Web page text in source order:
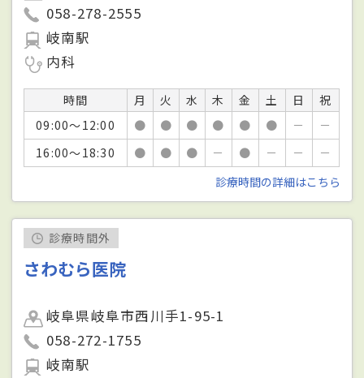
058-278-2555
岐南駅
内科
時間 月 火 水 木 金 土 日
祝
09:00～12:00
● ● ● ● ● ● －
－
16:00～18:30
● ● ● － ● － －
－
診療時間の詳細はこちら
診療時間外
さわむら医院
岐阜県岐阜市西川手1-95-1
058-272-1755
岐南駅